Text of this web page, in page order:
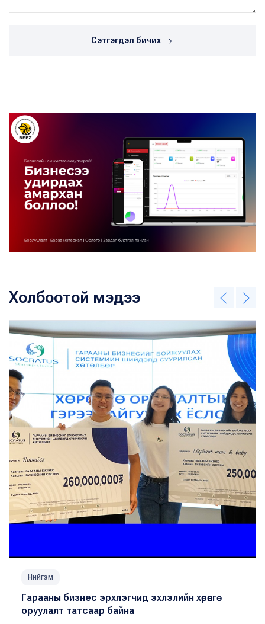
Сэтгэгдэл бичих
Холбоотой мэдээ
Нийгэм
Гарааны бизнес эрхлэгчид эхлэлийн хөрөнгө
оруулалт татсаар байна